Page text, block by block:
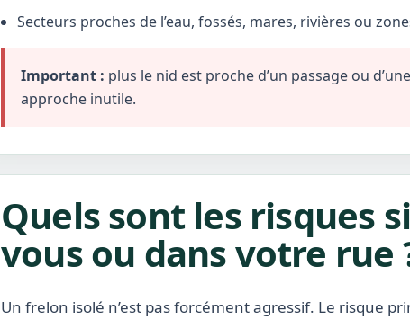
Secteurs proches de l’eau, fossés, mares, rivières ou
Important : plus le nid est proche d’un passage ou
approche inutile.
Quels sont les risques
vous ou dans votre rue
Un frelon isolé n’est pas forcément agressif. Le risque